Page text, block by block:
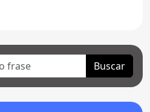
Buscar